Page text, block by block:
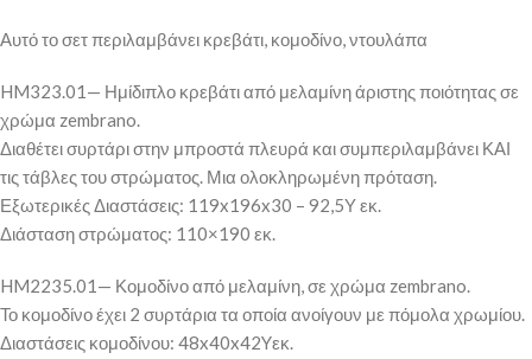
Αυτό το σετ περιλαμβάνει κρεβάτι, κομοδίνο, ντουλάπα
HM323.01— Ημίδιπλο κρεβάτι από μελαμίνη άριστης ποιότητας σε
χρώμα zembrano.
Διαθέτει συρτάρι στην μπροστά πλευρά και συμπεριλαμβάνει ΚΑΙ
τις τάβλες του στρώματος. Μια ολοκληρωμένη πρόταση.
Εξωτερικές Διαστάσεις: 119x196x30 – 92,5Υ εκ.
Διάσταση στρώματος: 110×190 εκ.
HM2235.01— Κομοδίνο από μελαμίνη, σε χρώμα zembrano.
Το κομοδίνο έχει 2 συρτάρια τα οποία ανοίγουν με πόμολα χρωμίου.
Διαστάσεις κομοδίνου: 48x40x42Yεκ.